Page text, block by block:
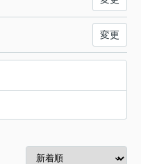
変更